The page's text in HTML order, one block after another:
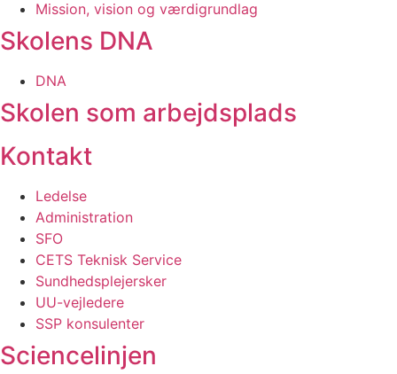
Mission, vision og værdigrundlag
Skolens DNA
DNA
Skolen som arbejdsplads
Kontakt
Ledelse
Administration
SFO
CETS Teknisk Service
Sundhedsplejersker
UU-vejledere
SSP konsulenter
Sciencelinjen